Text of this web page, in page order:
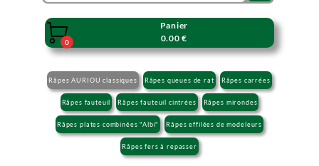

0
Panier
0.00 €
Râpes AURIOU classiques Râpes queues de rat Râpes carrées
Râpes fauteuil Râpes fauteuil cintrées Râpes mirondes
Râpes plates combinées "Albi" Râpes effilées de modeleurs
Râpes fers à repasser